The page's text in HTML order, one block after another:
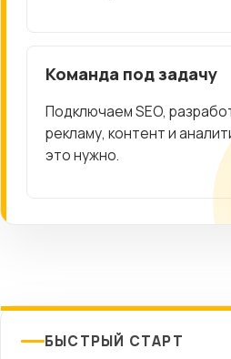
Команда под задачу
Подключаем SEO,
рекламу, контент и
это нужно.
БЫСТРЫЙ СТАРТ